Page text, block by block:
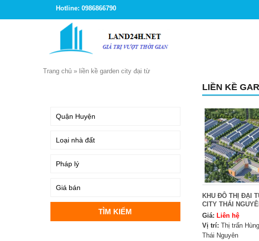
Hotline: 0986866790
Trang chủ » liền kề garden city đại từ
LIỀN KỀ
KHU ĐÔ THỊ ĐẠI
CITY THÁI
Giá: Liên hệ
Vị trí: Thị trấn
Thái Nguyên